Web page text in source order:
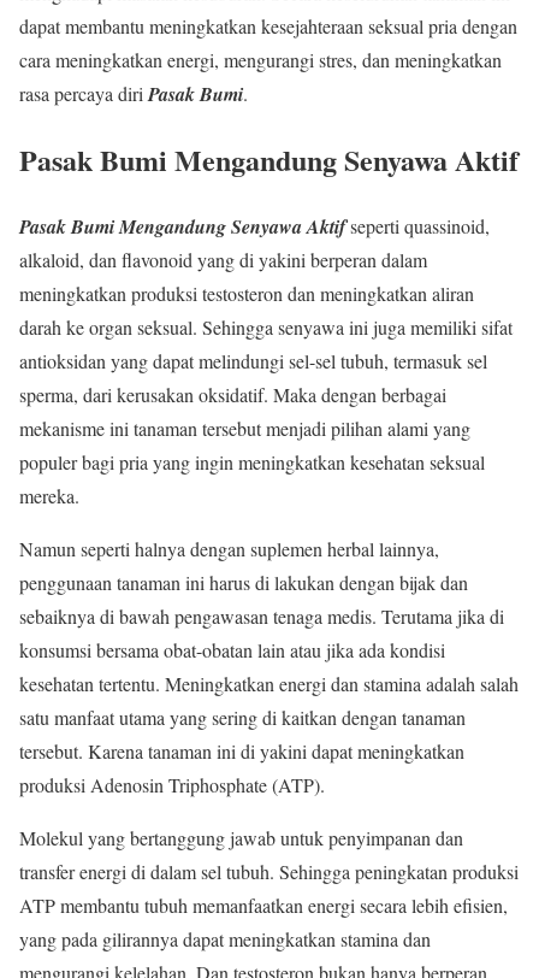
dapat membantu meningkatkan kesejahteraan seksual pria dengan
cara meningkatkan energi, mengurangi stres, dan meningkatkan
rasa percaya diri Pasak Bumi.
Pasak Bumi Mengandung Senyawa Aktif
Pasak Bumi Mengandung Senyawa Aktifseperti quassinoid,
alkaloid, dan flavonoid yang di yakini berperan dalam
meningkatkan produksi testosteron dan meningkatkan aliran
darah ke organ seksual. Sehingga senyawa ini juga memiliki sifat
antioksidan yang dapat melindungi sel-sel tubuh, termasuk sel
sperma, dari kerusakan oksidatif. Maka dengan berbagai
mekanisme ini tanaman tersebut menjadi pilihan alami yang
populer bagi pria yang ingin meningkatkan kesehatan seksual
mereka.
Namun seperti halnya dengan suplemen herbal lainnya,
penggunaan tanaman ini harus di lakukan dengan bijak dan
sebaiknya di bawah pengawasan tenaga medis. Terutama jika di
konsumsi bersama obat-obatan lain atau jika ada kondisi
kesehatan tertentu. Meningkatkan energi dan stamina adalah salah
satu manfaat utama yang sering di kaitkan dengan tanaman
tersebut. Karena tanaman ini di yakini dapat meningkatkan
produksi Adenosin Triphosphate (ATP).
Molekul yang bertanggung jawab untuk penyimpanan dan
transfer energi di dalam sel tubuh. Sehingga peningkatan produksi
ATP membantu tubuh memanfaatkan energi secara lebih efisien,
yang pada gilirannya dapat meningkatkan stamina dan
mengurangi kelelahan. Dan testosteron bukan hanya berperan